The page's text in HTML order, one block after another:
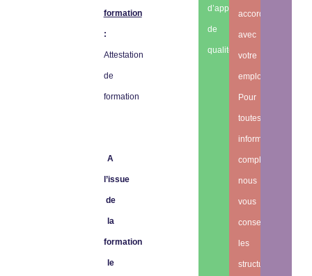
formation
:
Attestation
de
formation
A
l’issue
de
la
formation
le
d’apprentissage
de
qualité.
accord
avec
votre
employeur.
Pour
toutes
informations
complémentaires,
nous
vous
conseillons
les
structures